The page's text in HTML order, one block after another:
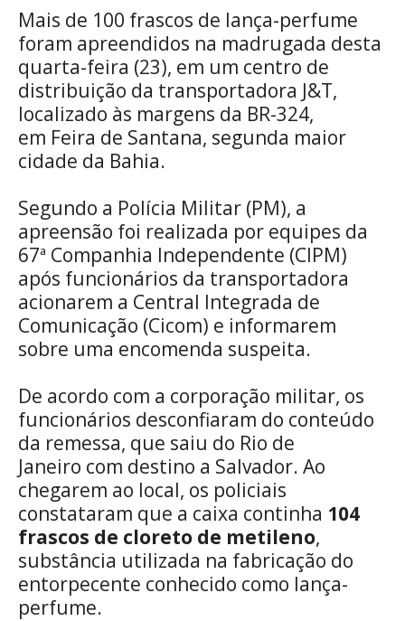
WhatsAppTelegram Facebook X
Mais de 100 frascos de lança-perfume
foram apreendidos na madrugada desta
quarta-feira (23), em um centro de
distribuição da transportadora J&T,
localizado às margens da BR-324,
em Feira de Santana, segunda maior
cidade da Bahia.
Segundo a Polícia Militar (PM), a
apreensão foi realizada por equipes da
67ª Companhia Independente (CIPM)
após funcionários da transportadora
acionarem a Central Integrada de
Comunicação (Cicom) e informarem
sobre uma encomenda suspeita.
De acordo com a corporação militar, os
funcionários desconfiaram do conteúdo
da remessa, que saiu do Rio de
Janeiro com destino a Salvador. Ao
chegarem ao local, os policiais
constataram que a caixa continha 104
frascos de cloreto de metileno,
substância utilizada na fabricação do
entorpecente conhecido como lança-
perfume.